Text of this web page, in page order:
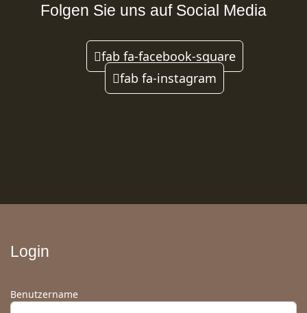
Folgen Sie uns auf Social Media
fab fa-facebook-square
fab fa-instagram
Login
Benutzername